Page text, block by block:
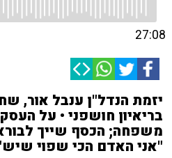
27:08
יזמת הנדל"ן ענבל אור,
בריאיון חושפני • על
משפחה; הכסף שייך
"אני האדם הכי שפוי